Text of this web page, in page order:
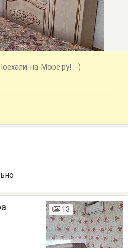
на-Море.ру! :-)
13